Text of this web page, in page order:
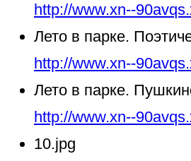
http://www.xn--
Лето в парке.
http://www.xn--
Лето в парке.
http://www.xn--
10.jpg